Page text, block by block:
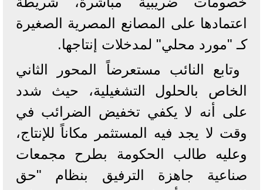
اعتمادها على المصانع المصرية الصغيرة
كـ "مورد محلي" لمدخلات إنتاجها.
​وتابع النائب مستعرضاً المحور الثاني
الخاص بالحلول التشغيلية، حيث شدد
على أنه لا يكفي تخفيض الضرائب في
وقت لا يجد فيه المستثمر مكاناً للإنتاج،
وعليه طالب الحكومة بطرح مجمعات
صناعية جاهزة الترفيق بنظام "حق